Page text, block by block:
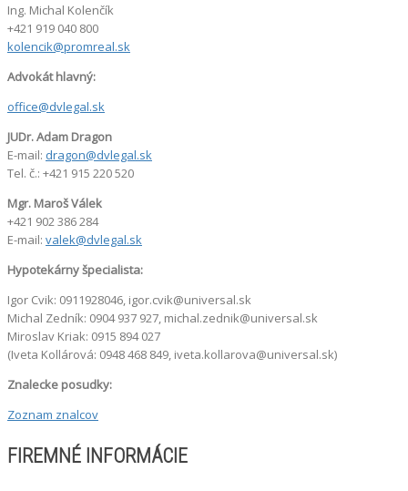
Ing. Michal Kolenčík
+421 919 040 800
kolencik@promreal.sk
Advokát hlavný:
office@dvlegal.sk
JUDr. Adam Dragon
E-mail: dragon@dvlegal.sk
Tel. č.: +421 915 220 520
Mgr. Maroš Válek
+421 902 386 284
E-mail: valek@dvlegal.sk
Hypotekárny špecialista:
Igor Cvik: 0911928046, igor.cvik@universal.sk
Michal Zedník: 0904 937 927, michal.zednik@universal.sk
Miroslav Kriak: 0915 894 027
(Iveta Kollárová: 0948 468 849, iveta.kollarova@universal.sk)
Znalecke posudky:
Zoznam znalcov
FIREMNÉ INFORMÁCIE